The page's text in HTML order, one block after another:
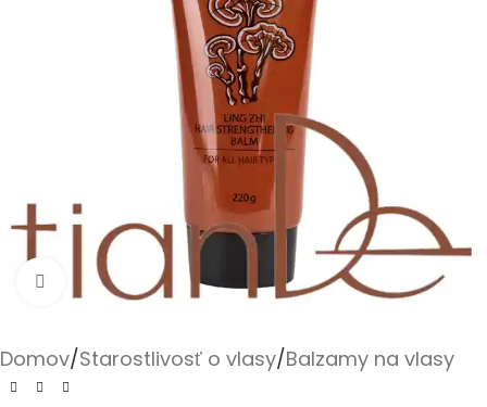
Kliknite pre zväčšenie
Domov/Starostlivosť o vlasy/Balzamy na vlasy